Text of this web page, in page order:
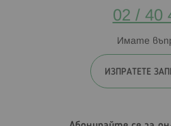
02 / 40
Имате
ИЗПРАТЕТЕ